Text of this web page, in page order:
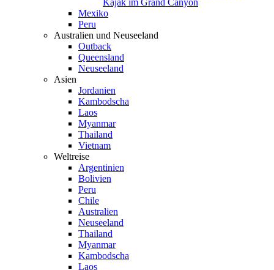
Kajak im Grand Canyon
Mexiko
Peru
Australien und Neuseeland
Outback
Queensland
Neuseeland
Asien
Jordanien
Kambodscha
Laos
Myanmar
Thailand
Vietnam
Weltreise
Argentinien
Bolivien
Peru
Chile
Australien
Neuseeland
Thailand
Myanmar
Kambodscha
Laos